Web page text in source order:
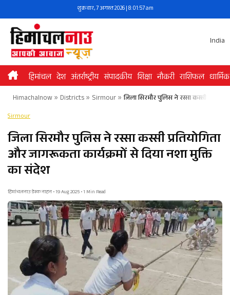
to
content
शुक्रवार, 7 अगस्त 2026 | 8:01:58 am
India
हिमांचल देश अंतर्राष्ट्रीय संपादकीय शिक्षा नौकरी राशिफल धार्मिक
Himachalnow» Districts» Sirmour» जिला सिरमौर पुलिस ने रस्सा कस्सी
Sirmour
जिला सिरमौर पुलिस ने रस्सा कस्सी प्रतियोगिता
और जागरूकता कार्यक्रमों से दिया नशा मुक्ति
का संदेश
हिमांचलनाउ डेस्क नाहन • 19 Aug 2025 • 1 Min Read